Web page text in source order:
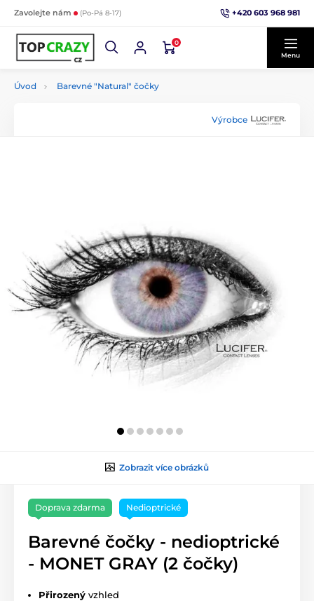
Zavolejte nám (Po-Pá 8-17) +420 603 968 981
0
Menu
Úvod Barevné "Natural" čočky
Výrobce
Zobrazit více obrázků
Doprava zdarma Nedioptrické
Barevné čočky - nedioptrické
- MONET GRAY (2 čočky)
Přirozený vzhled